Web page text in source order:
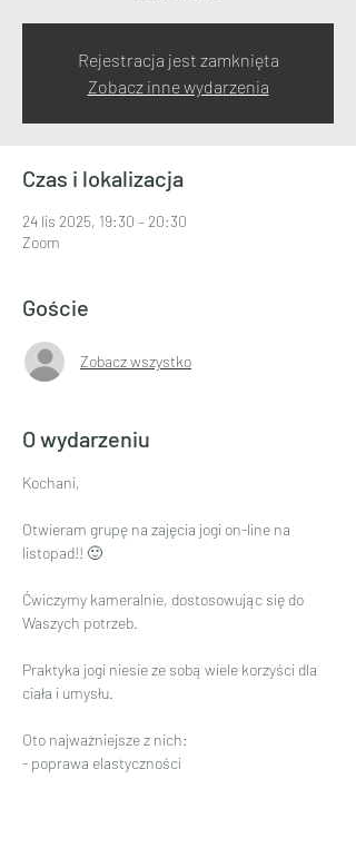
Rejestracja jest zamknięta
Zobacz inne wydarzenia
Czas i lokalizacja
24 lis 2025, 19:30 – 20:30
Zoom
Goście
Zobacz wszystko
O wydarzeniu
Kochani,
Otwieram grupę na zajęcia jogi on-line na
listopad!! 🙂
Ćwiczymy kameralnie, dostosowując się do
Waszych potrzeb.
Praktyka jogi niesie ze sobą wiele korzyści dla
ciała i umysłu.
Oto najważniejsze z nich:
- poprawa elastyczności